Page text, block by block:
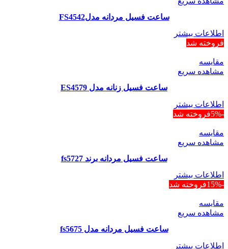
ساعت فسیل مردانه مدلFS4542
اطلاعات بیشتر
فروخته شد
مقایسه
مشاهده سریع
ساعت فسیل زنانه مدل ES4579
اطلاعات بیشتر
-5%
فروخته شد
مقایسه
مشاهده سریع
ساعت فسیل مردانه برند fs5727
اطلاعات بیشتر
-15%
فروخته شد
مقایسه
مشاهده سریع
ساعت فسیل مردانه مدل fs5675
اطلاعات بیشتر